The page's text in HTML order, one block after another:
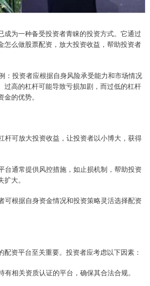
成为一种备受投资者青睐的投资方式。它通过
怎么做股票配资，放大投资收益，帮助投资者
：投资者应根据自身风险承受能力和市场情况
过高的杠杆可能导致亏损加剧，而过低的杠杆
的优势。
杆可放大投资收益，让投资者以小博大，获得
台通常提供风控措施，如止损机制，帮助投资
大。
可根据自身资金情况和投资策略灵活选择配资
配资平台至关重要。投资者应考虑以下因素：
有相关资质认证的平台，确保其合法合规。